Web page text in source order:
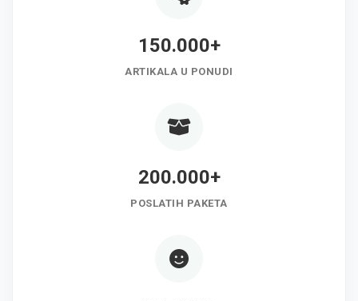
150.000+
ARTIKALA U PONUDI
200.000+
POSLATIH PAKETA